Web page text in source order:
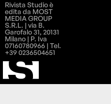
Rivista Studio è
edita da MOST
MEDIA GROUP
S.R.L. | via B.
Garofalo 31, 20131
Milano | P. Iva
07160780966 | Tel.
+39 0236504651